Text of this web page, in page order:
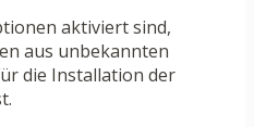
aktiviert sind,
aus unbekannten
die Installation der